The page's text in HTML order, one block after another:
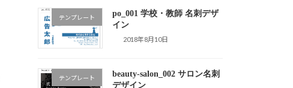
テンプレート
po_001 学校・教師 名刺デザ
イン
2018年8月10日
テンプレート
beauty-salon_002 サロン名刺
デザイン